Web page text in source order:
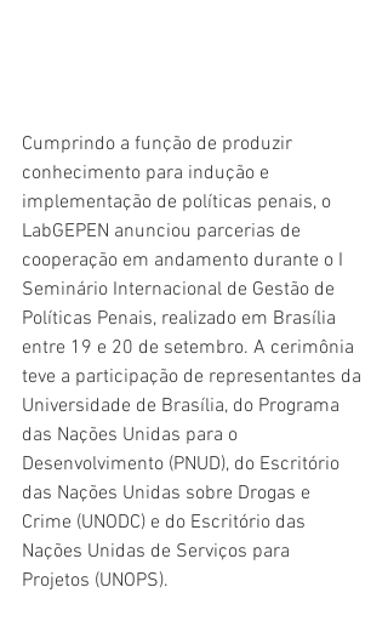
Cumprindo a função de produzir
conhecimento para indução e
implementação de políticas penais, o
LabGEPEN anunciou parcerias de
cooperação em andamento durante o I
Seminário Internacional de Gestão de
Políticas Penais, realizado em Brasília
entre 19 e 20 de setembro. A cerimônia
teve a participação de representantes da
Universidade de Brasília, do Programa
das Nações Unidas para o
Desenvolvimento (PNUD), do Escritório
das Nações Unidas sobre Drogas e
Crime (UNODC) e do Escritório das
Nações Unidas de Serviços para
Projetos (UNOPS).